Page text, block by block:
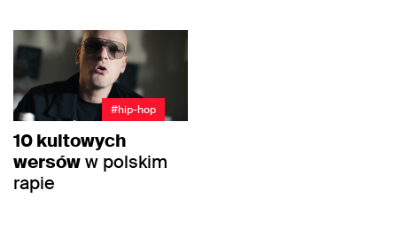
#hip-hop
10 kultowych
wersóww polskim
rapie